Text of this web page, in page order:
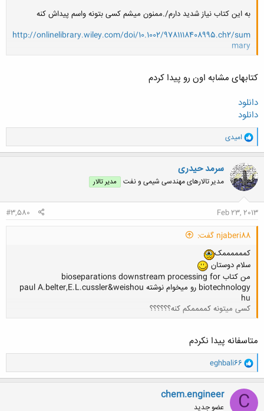
به این کتاب نیاز شدید دارم/.ممنون میشم کسی بتونه واسم پیداش کنه
http://onlinelibrary.wiley.com/doi/10.1002/9781118408995.ch2/sum
mary
کلیک کنید تا باز شود...
کتابهای مشابه اون رو پیدا کردم
دانلود
دانلود
و
ا
ک
ن
ش
ه
ا
امیدی
سرمد حیدری
مدیر تالارهای مهندسی شیمی و نفت مدیر تالار
Feb 23, 2013
#3,580
njaberi88 گفت:
کممممممک
سلام دوستان
من کتاب bioseparations downstream processing for
biotechnology رو میخوام نوشته paul A.belter,E.L.cussler&weishou
hu
کسی میتونه کممممکم کنه؟؟؟؟؟؟
متاسفانه پیدا نکردم
و
ا
ک
ن
ش
ه
eghbali66
C
chem.engineer
عضو جدید